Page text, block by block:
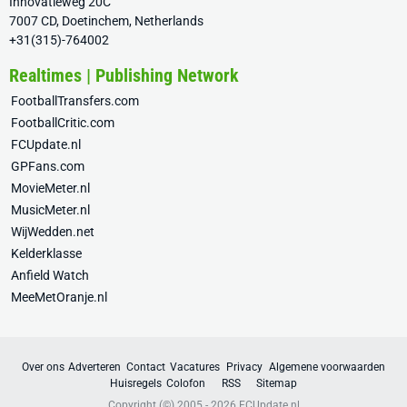
7007 CD, Doetinchem, Netherlands
+31(315)-764002
Realtimes | Publishing Network
FootballTransfers.com
FootballCritic.com
FCUpdate.nl
GPFans.com
MovieMeter.nl
MusicMeter.nl
WijWedden.net
Kelderklasse
Anfield Watch
MeeMetOranje.nl
Over ons Adverteren Contact Vacatures Privacy Algemene voorwaarden
Huisregels Colofon RSS
Sitemap